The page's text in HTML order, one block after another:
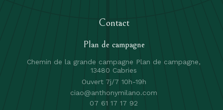
Contact
Plan de campagne
Chemin de la grande campagne Plan de campagne,
13480 Cabries
Ouvert 7j/7 10h-19h
ciao@anthonymilano.com
07 61 17 17 92